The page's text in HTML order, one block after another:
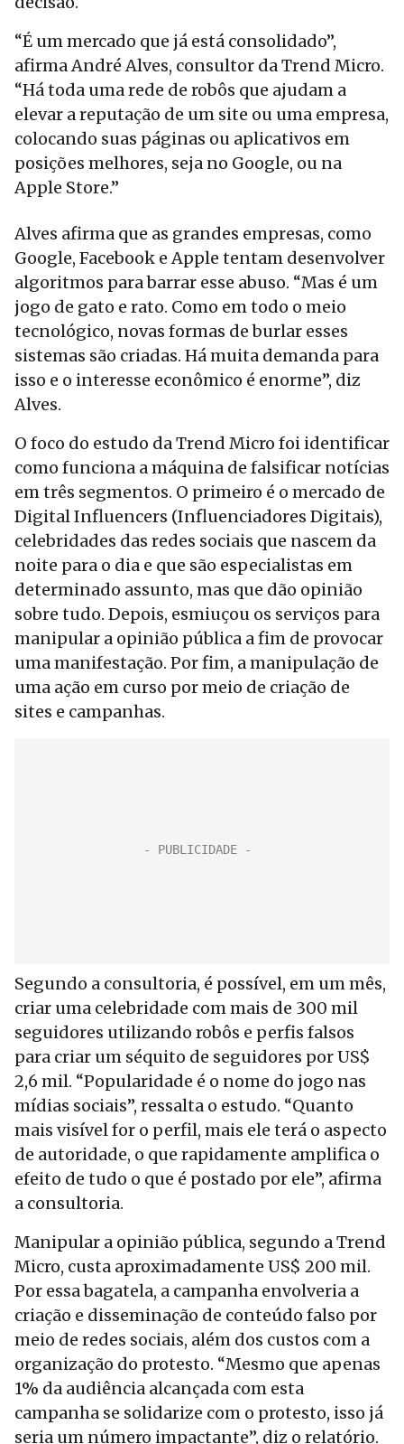
“É um mercado que já está consolidado”,
afirma André Alves, consultor da Trend Micro.
“Há toda uma rede de robôs que ajudam a
elevar a reputação de um site ou uma empresa,
colocando suas páginas ou aplicativos em
posições melhores, seja no Google, ou na
Apple Store.”
Alves afirma que as grandes empresas, como
Google, Facebook e Apple tentam desenvolver
algoritmos para barrar esse abuso. “Mas é um
jogo de gato e rato. Como em todo o meio
tecnológico, novas formas de burlar esses
sistemas são criadas. Há muita demanda para
isso e o interesse econômico é enorme”, diz
Alves.
O foco do estudo da Trend Micro foi identificar
como funciona a máquina de falsificar notícias
em três segmentos. O primeiro é o mercado de
Digital Influencers (Influenciadores Digitais),
celebridades das redes sociais que nascem da
noite para o dia e que são especialistas em
determinado assunto, mas que dão opinião
sobre tudo. Depois, esmiuçou os serviços para
manipular a opinião pública a fim de provocar
uma manifestação. Por fim, a manipulação de
uma ação em curso por meio de criação de
sites e campanhas.
Segundo a consultoria, é possível, em um mês,
criar uma celebridade com mais de 300 mil
seguidores utilizando robôs e perfis falsos
para criar um séquito de seguidores por US$
2,6 mil. “Popularidade é o nome do jogo nas
mídias sociais”, ressalta o estudo. “Quanto
mais visível for o perfil, mais ele terá o aspecto
de autoridade, o que rapidamente amplifica o
efeito de tudo o que é postado por ele”, afirma
a consultoria.
Manipular a opinião pública, segundo a Trend
Micro, custa aproximadamente US$ 200 mil.
Por essa bagatela, a campanha envolveria a
criação e disseminação de conteúdo falso por
meio de redes sociais, além dos custos com a
organização do protesto. “Mesmo que apenas
1% da audiência alcançada com esta
campanha se solidarize com o protesto, isso já
seria um número impactante”, diz o relatório.